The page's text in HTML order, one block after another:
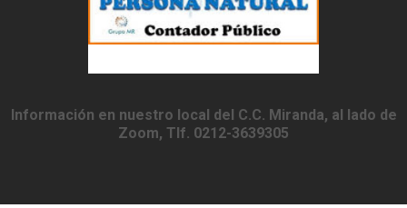
Información en nuestro local del C.C. Miranda, al lado de
Zoom, Tlf. 0212-3639305